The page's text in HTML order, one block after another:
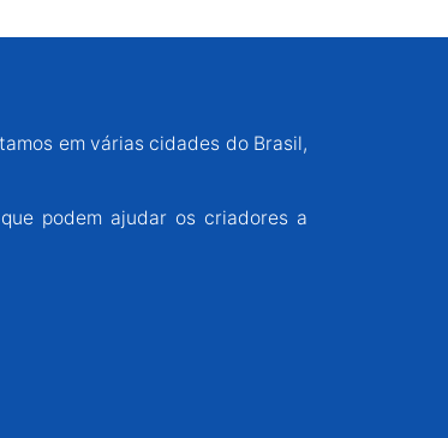
em várias cidades do Brasil,
podem ajudar os criadores a